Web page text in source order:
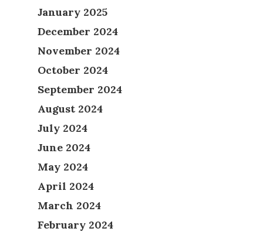
January 2025
December 2024
November 2024
October 2024
September 2024
August 2024
July 2024
June 2024
May 2024
April 2024
March 2024
February 2024